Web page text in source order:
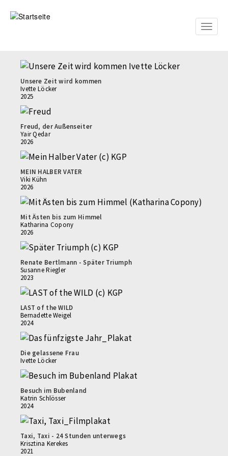
zum
Toggle
Unsere Zeit wird kommen
Ivette Löcker
2025
Freud, der Außenseiter
Yair Qedar
2026
MEIN HALBER VATER
Viki Kühn
2026
Mit Ästen bis zum Himmel
Katharina Copony
2026
Renate Bertlmann - Später Triumph
Susanne Riegler
2023
LAST of the WILD
Bernadette Weigel
2024
Die gelassene Frau
Ivette Löcker
Besuch im Bubenland
Katrin Schlösser
2024
Taxi, Taxi - 24 Stunden unterwegs
Krisztina Kerekes
2021